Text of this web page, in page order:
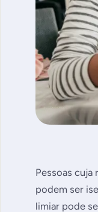
Pessoas
podem ser
limiar pode